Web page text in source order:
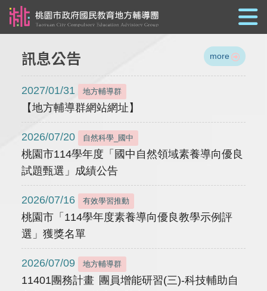
訊息公告 more
2027/01/31 地方輔導群
【地方輔導群網站網址】
2026/07/20 自然科學_國中
桃園市114學年度「國中自然領域素養導向優良
試題甄選」成績公告
2026/07/16 有效學習推動
桃園市「114學年度素養導向優良教學示例評
選」獲獎名單
2026/07/09 地方輔導群
11401團務計畫 團員增能研習(三)-科技輔助自